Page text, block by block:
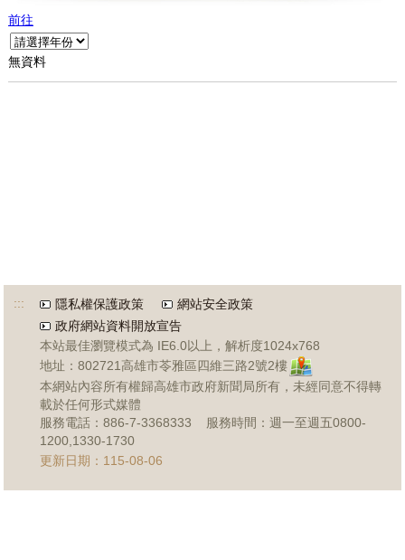
前往
無資料
::: 隱私權保護政策
網站安全政策
政府網站資料開放宣告
本站最佳瀏覽模式為 IE6.0以上，解析度1024x768
地址：802721高雄市苓雅區四維三路2號2樓
本網站內容所有權歸高雄市政府新聞局所有，未經同意不得轉
載於任何形式媒體
服務電話：886-7-3368333 服務時間：週一至週五0800-
1200,1330-1730
更新日期：115-08-06